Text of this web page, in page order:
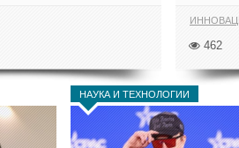
462
НАУКА И ТЕХНОЛОГИИ